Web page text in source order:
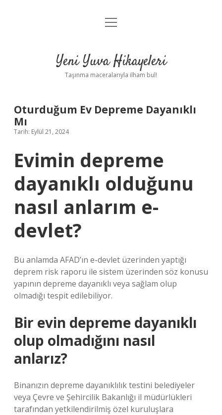
Anasayfa
Yasal Uyarı
menüyü
Yeni Yuva Hikayeleri
Taşınma maceralarıyla ilham bul!
Oturduğum Ev Depreme Dayanıklı
Mı
Tarih: Eylül 21, 2024
Evimin depreme
dayanıklı olduğunu
nasıl anlarım e-
devlet?
Bu anlamda AFAD’ın e-devlet üzerinden yaptığı
deprem risk raporu ile sistem üzerinden söz konusu
yapının depreme dayanıklı veya sağlam olup
olmadığı tespit edilebiliyor.
Bir evin depreme dayanıklı
olup olmadığını nasıl
anlarız?
Binanızın depreme dayanıklılık testini belediyeler
veya Çevre ve Şehircilik Bakanlığı il müdürlükleri
tarafından yetkilendirilmiş özel kuruluşlara